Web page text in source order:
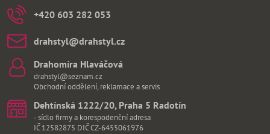
+420 603 282 053
drahstyl​@drahstyl​.cz
Drahomíra Hlaváčová
drahstyl@seznam.cz
Obchodní oddělení, reklamace a servis
Dehtínská 1222/20, Praha 5 Radotín
- sídlo firmy a korespodenční adresa
IČ 12582875 DIČ CZ-6455061976